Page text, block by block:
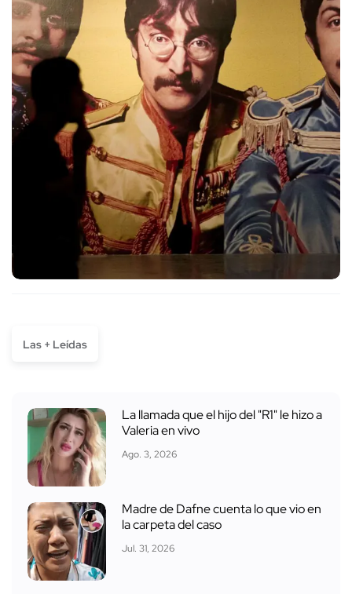
Las + Leídas
La llamada que el hijo del "R1" le hizo a
Valeria en vivo
Ago. 3, 2026
Madre de Dafne cuenta lo que vio en
la carpeta del caso
Jul. 31, 2026